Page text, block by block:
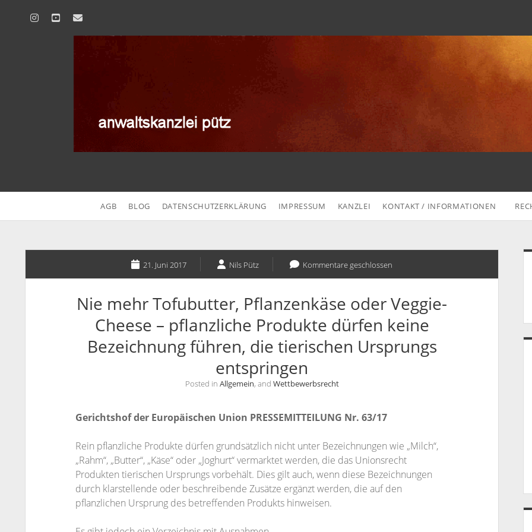
instagram
youtubeemail
AGB BLOG DATENSCHUTZERKLÄRUNG IMPRESSUM KANZLEI KONTAKT / INFORMATIONEN
21. Juni 2017 Nils Pütz Kommentare geschlossen
Nie mehr Tofubutter, Pflanzenkäse oder Veggie-
Cheese – pflanzliche Produkte dürfen keine
Bezeichnung führen, die tierischen Ursprungs
entspringen
Posted in Allgemein, and Wettbewerbsrecht
Gerichtshof der Europäischen Union PRESSEMITTEILUNG Nr. 63/17
Rein pflanzliche Produkte dürfen grundsätzlich nicht unter Bezeichnungen wie „Milch“,
„Rahm“, „Butter“, „Käse“ oder „Joghurt“ vermarktet werden, die das Unionsrecht
Produkten tierischen Ursprungs vorbehält. Dies gilt auch, wenn diese Bezeichnungen
durch klarstellende oder beschreibende Zusätze ergänzt werden, die auf den
pflanzlichen Ursprung des betreffenden Produkts hinweisen.